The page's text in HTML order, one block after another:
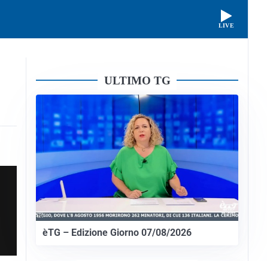
LIVE
ULTIMO TG
èTG – Edizione Giorno 07/08/2026